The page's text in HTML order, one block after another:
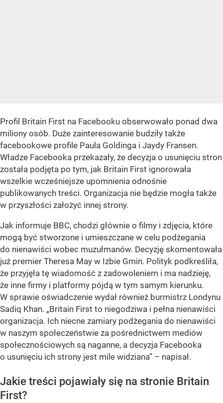
Profil Britain First na Facebooku obserwowało ponad dwa
miliony osób. Duże zainteresowanie budziły także
facebookowe profile Paula Goldinga i Jaydy Fransen.
Władze Facebooka przekazały, że decyzja o usunięciu stron
została podjęta po tym, jak Britain First ignorowała
wszelkie wcześniejsze upomnienia odnośnie
publikowanych treści. Organizacja nie będzie mogła także
w przyszłości założyć innej strony.
Jak informuje BBC, chodzi głównie o filmy i zdjęcia, które
mogą być stworzone i umieszczane w celu podżegania
do nienawiści wobec muzułmanów. Decyzję skomentowała
już premier Theresa May w Izbie Gmin. Polityk podkreśliła,
że przyjęła tę wiadomość z zadowoleniem i ma nadzieję,
że inne firmy i platformy pójdą w tym samym kierunku.
W sprawie oświadczenie wydał również burmistrz Londynu
Sadiq Khan. „Britain First to niegodziwa i pełna nienawiści
organizacja. Ich niecne zamiary podżegania do nienawiści
w naszym społeczeństwie za pośrednictwem mediów
społecznościowych są naganne, a decyzja Facebooka
o usunięciu ich strony jest mile widziana” – napisał.
Jakie treści pojawiały się na stronie Britain
First?